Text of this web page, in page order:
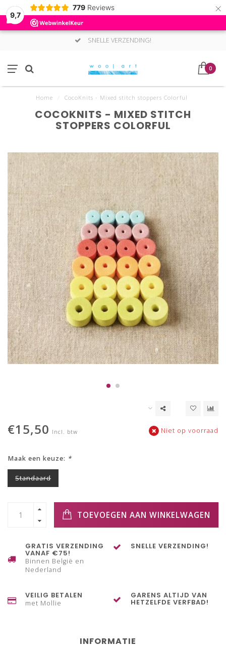
9,7
779 Reviews ×
SNELLE VERZENDING!
0
Home CocoKnits - Mixed stitch stoppers Colorful
COCOKNITS - MIXED STITCH
STOPPERS COLORFUL
€15,50 Incl. btw Niet op voorraad
Maak een keuze: *
Standaard
TOEVOEGEN AAN WINKELWAGEN
GRATIS VERZENDING
VANAF €75!
Binnen België en
Nederland
SNELLE VERZENDING!
VEILIG BETALEN
met Mollie
GARENS ALTIJD VAN
HETZELFDE VERFBAD!
INFORMATIE